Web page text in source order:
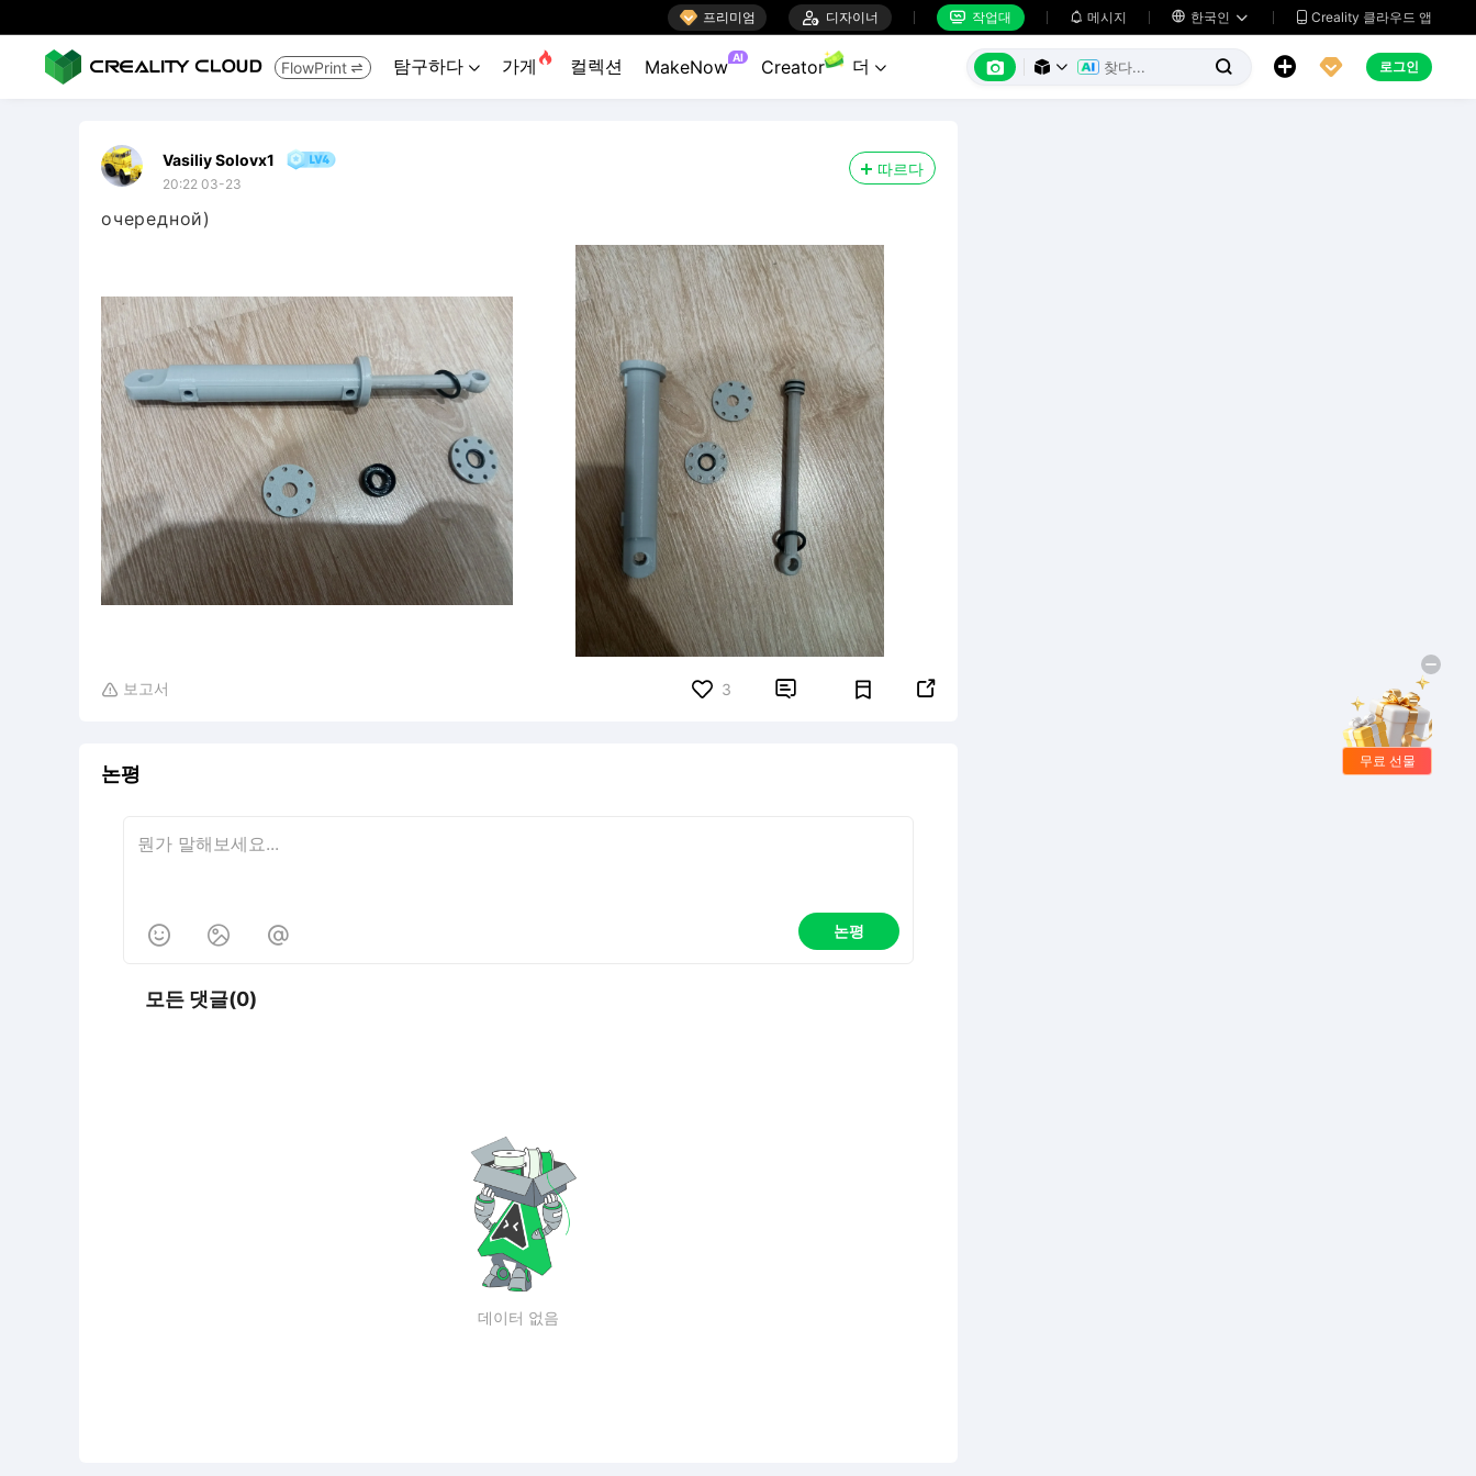
 프리미엄  디자이너  작업대  메시지  한국인   Creality 클라우드 앱
FlowPrint  탐구하다  가게  컬렉션 MakeNow AI Creator 더        로그인
Vasiliy Solovx1
20:22 03-23
따르다
очередной)
 보고서 3  
논평
   논평
모든 댓글(0)
데이터 없음
무료 선물